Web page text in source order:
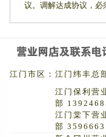
议。调解达成协议，
江门市区： 江门纬丰总
江门保利营
部
江门棠下营
部 3596663